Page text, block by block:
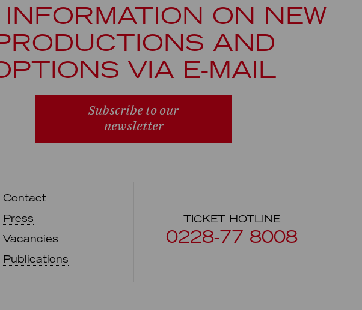
ON NEW
AND
VIA E-MAIL
Subscribe to our
newsletter
Contact
Press
Vacancies
Publications
TICKET HOTLINE
0228-77 8008